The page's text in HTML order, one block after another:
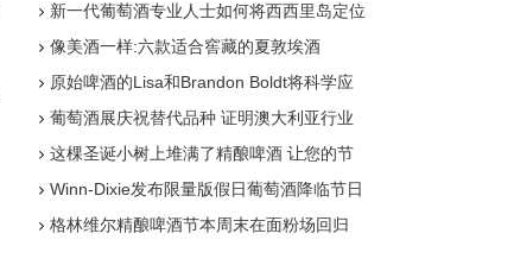
新一代葡萄酒专业人士如何将西西里岛定位
像美酒一样:六款适合窖藏的夏敦埃酒
原始啤酒的Lisa和Brandon Boldt将科学应
葡萄酒展庆祝替代品种 证明澳大利亚行业
这棵圣诞小树上堆满了精酿啤酒 让您的节
Winn-Dixie发布限量版假日葡萄酒降临节日
格林维尔精酿啤酒节本周末在面粉场回归